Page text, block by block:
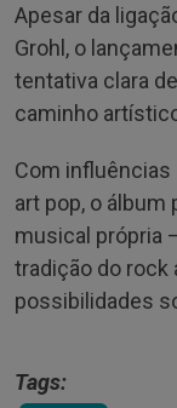
Apesar da
Grohl, o
tentativa clara
caminho
Com influências
art pop, o
musical própria
tradição do rock
possibilidades
Tags: